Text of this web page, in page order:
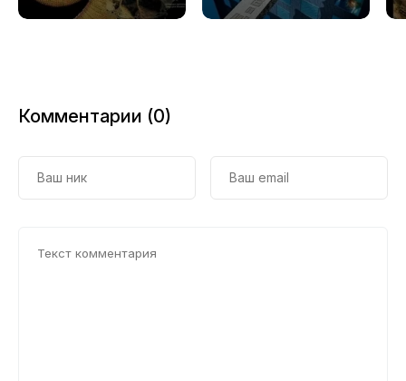
истины
Комментарии (0)